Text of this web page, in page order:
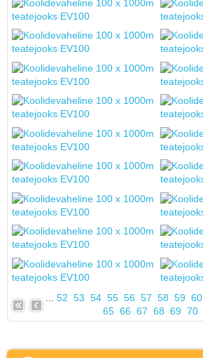
52 53 54 55 56 57 58 59 60
65 66 67 68 69 70